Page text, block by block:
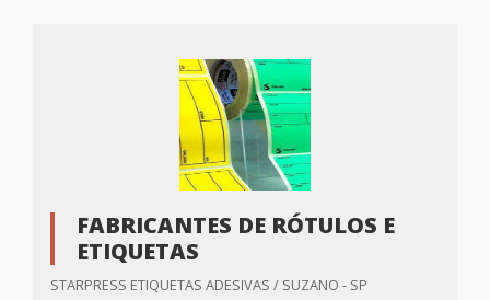
FABRICANTES DE RÓTULOS E
ETIQUETAS
STARPRESS ETIQUETAS ADESIVAS / SUZANO - SP